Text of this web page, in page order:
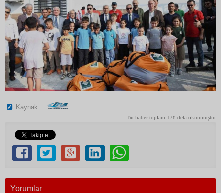
Kaynak:
Bu haber toplam 178 defa okunmuştur
Yorumlar